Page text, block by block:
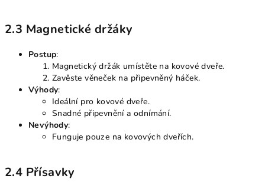
2.3 Magnetické držáky
Postup:
Magnetický držák umístěte na kovové dveře.
Zavěste věneček na připevněný háček.
Výhody:
Ideální pro kovové dveře.
Snadné připevnění a odnímání.
Nevýhody:
Funguje pouze na kovových dveřích.
2.4 Přísavky